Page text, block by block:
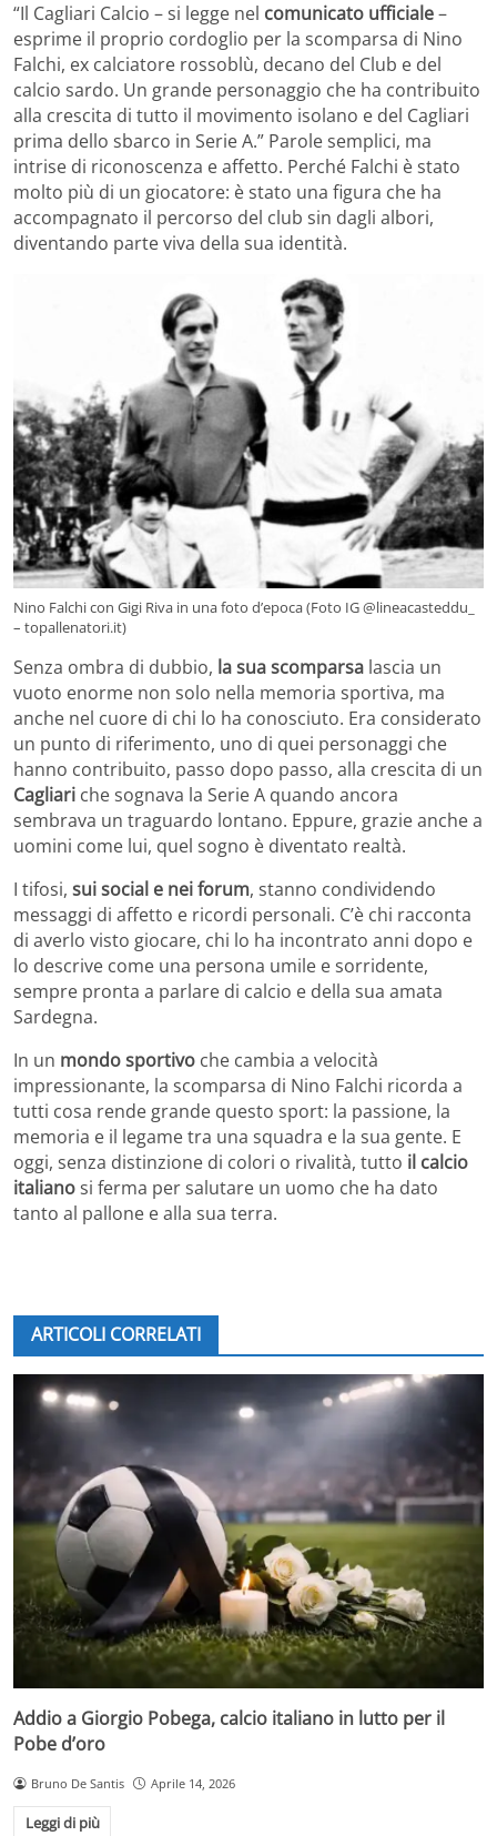
“Il Cagliari Calcio – si legge nel comunicato ufficiale–
esprime il proprio cordoglio per la scomparsa di Nino
Falchi, ex calciatore rossoblù, decano del Club e del
calcio sardo. Un grande personaggio che ha contribuito
alla crescita di tutto il movimento isolano e del Cagliari
prima dello sbarco in Serie A.” Parole semplici, ma
intrise di riconoscenza e affetto. Perché Falchi è stato
molto più di un giocatore: è stato una figura che ha
accompagnato il percorso del club sin dagli albori,
diventando parte viva della sua identità.
Nino Falchi con Gigi Riva in una foto d’epoca (Foto IG @lineacasteddu_
– topallenatori.it)
Senza ombra di dubbio, la sua scomparsa lascia un
vuoto enorme non solo nella memoria sportiva, ma
anche nel cuore di chi lo ha conosciuto. Era considerato
un punto di riferimento, uno di quei personaggi che
hanno contribuito, passo dopo passo, alla crescita di un
Cagliari che sognava la Serie A quando ancora
sembrava un traguardo lontano. Eppure, grazie anche a
uomini come lui, quel sogno è diventato realtà.
I tifosi, sui social e nei forum, stanno condividendo
messaggi di affetto e ricordi personali. C’è chi racconta
di averlo visto giocare, chi lo ha incontrato anni dopo e
lo descrive come una persona umile e sorridente,
sempre pronta a parlare di calcio e della sua amata
Sardegna.
In un mondo sportivo che cambia a velocità
impressionante, la scomparsa di Nino Falchi ricorda a
tutti cosa rende grande questo sport: la passione, la
memoria e il legame tra una squadra e la sua gente. E
oggi, senza distinzione di colori o rivalità, tutto il calcio
italianosi ferma per salutare un uomo che ha dato
tanto al pallone e alla sua terra.
ARTICOLI CORRELATI
Addio a Giorgio Pobega, calcio italiano in lutto per il
Pobe d’oro
Bruno De Santis Aprile 14, 2026
Leggi di più